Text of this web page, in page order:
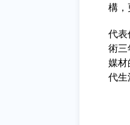
構，
代
術
媒
代生